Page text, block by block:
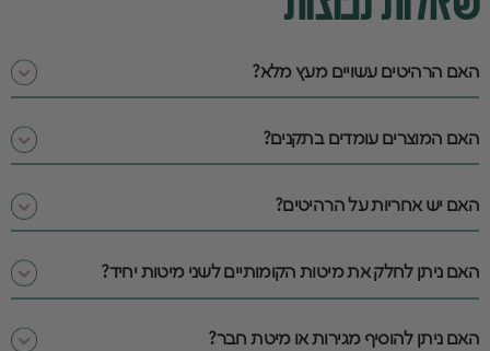
האם הרהיטים עשויים מעץ מלא?
האם המוצרים עומדים בתקנים?
האם יש אחריות על הרהיטים?
האם ניתן לחלק את מיטות הקומותיים לשני מיטות יחיד?
האם ניתן להוסיף מגירות או מיטת חבר?